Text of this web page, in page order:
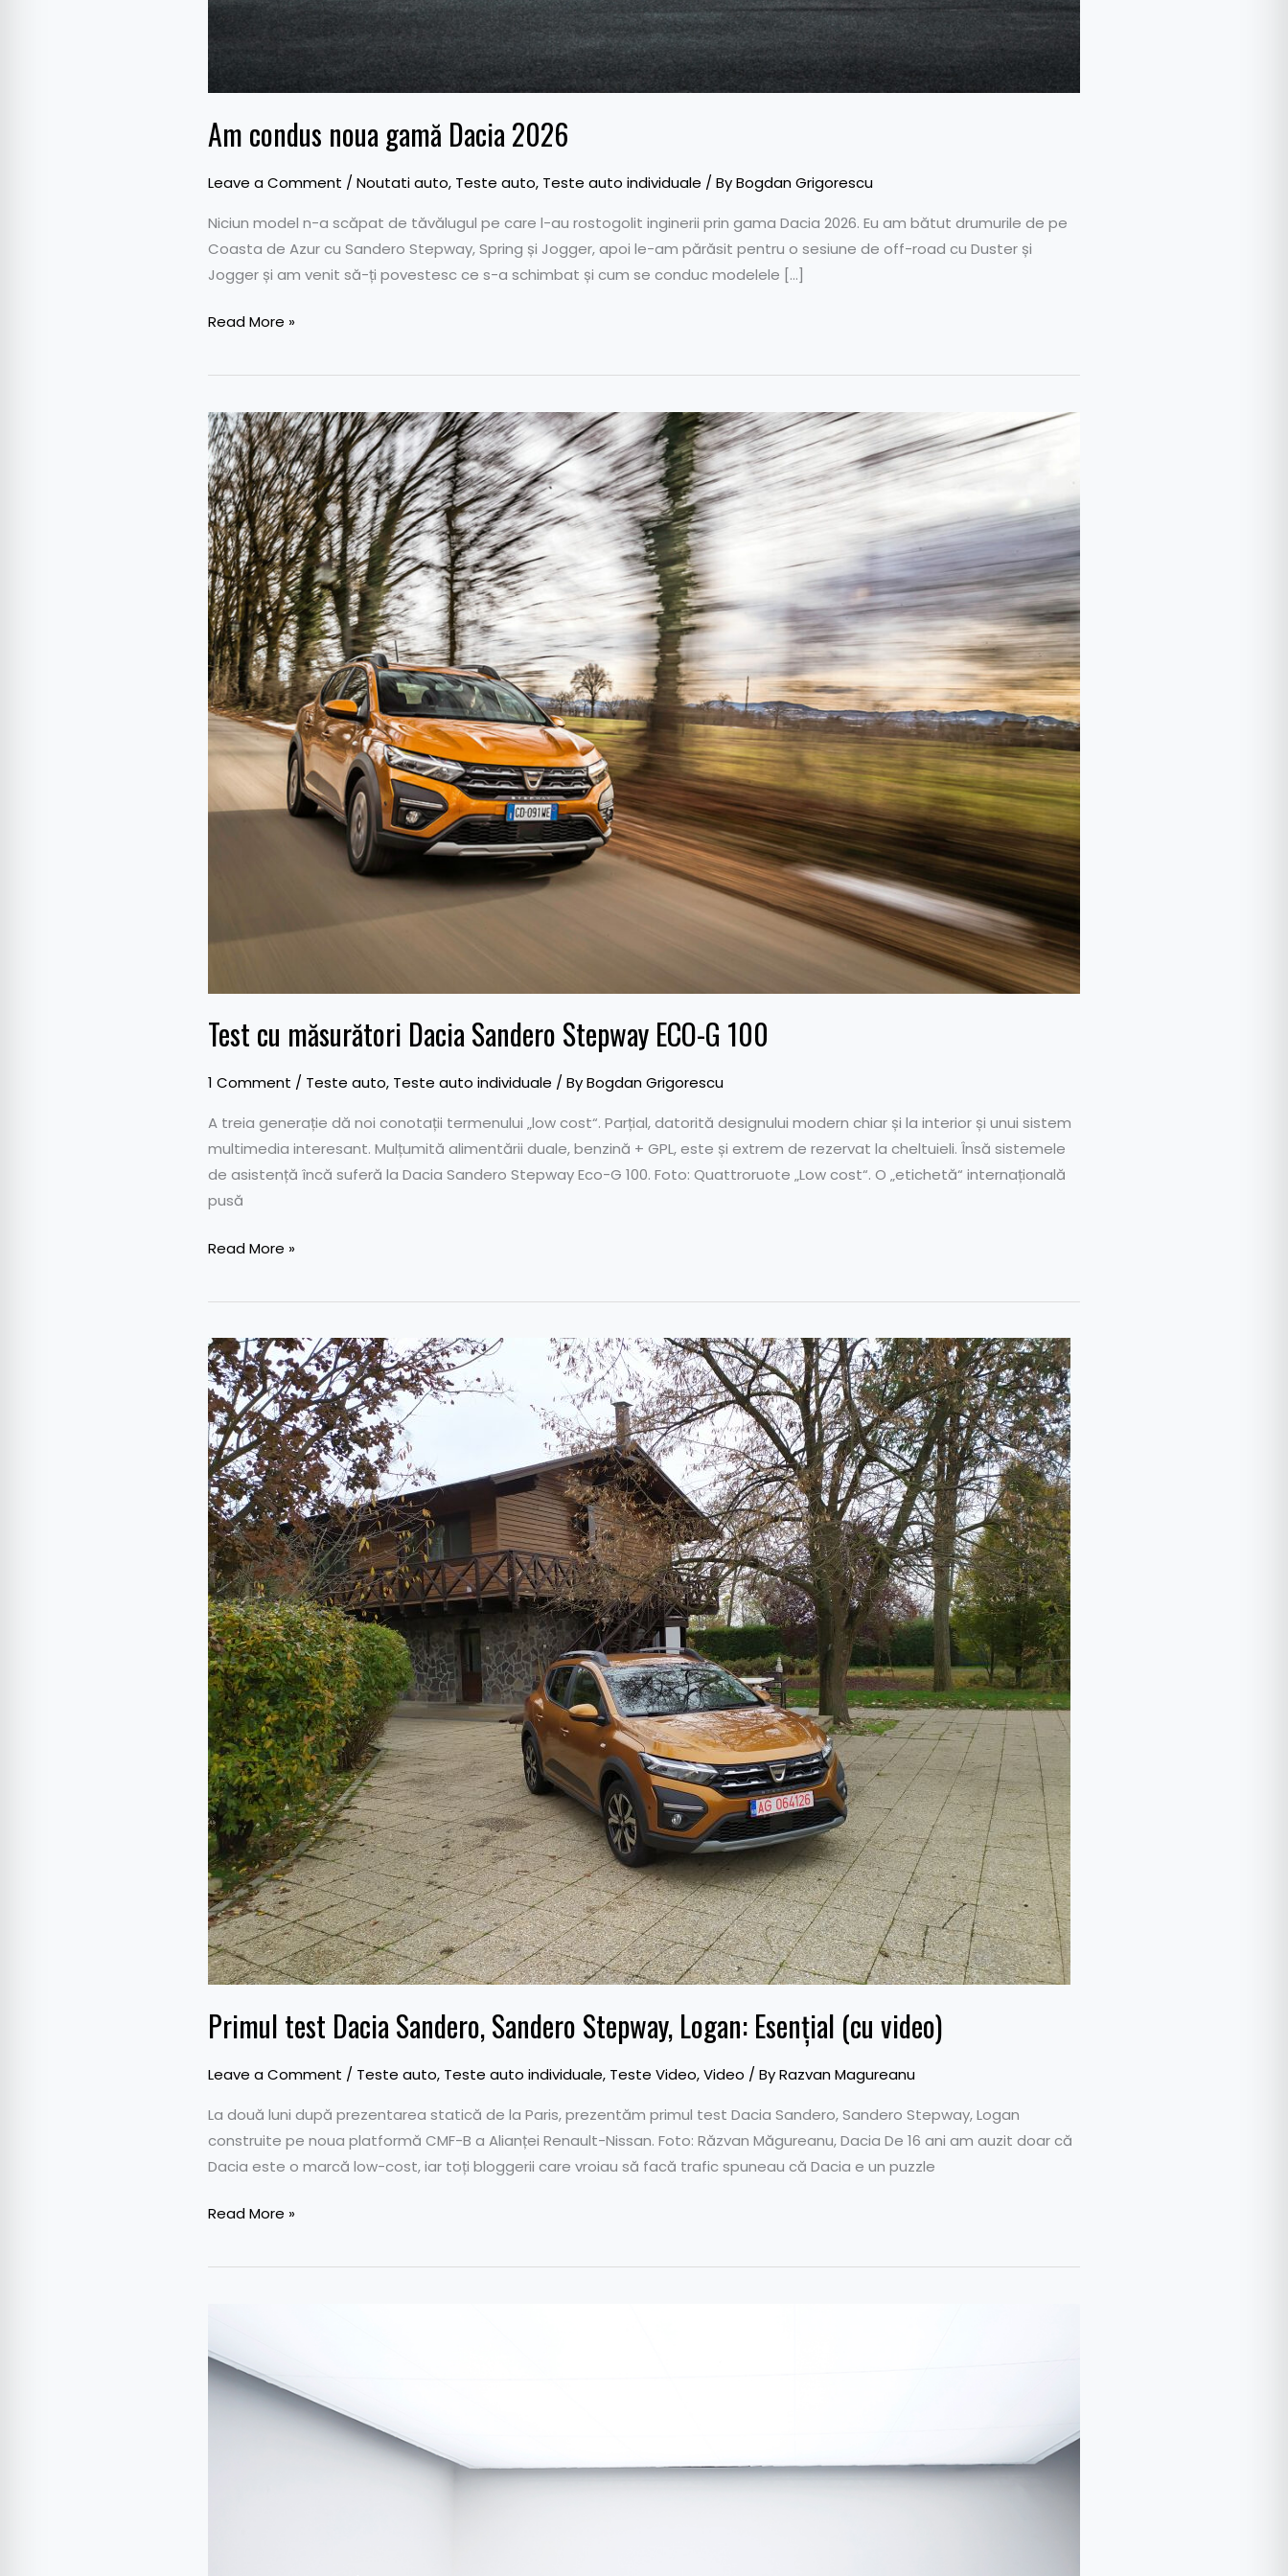
Am condus noua gamă Dacia 2026
Leave a Comment / Noutati auto, Teste auto, Teste auto individuale / ByBogdan Grigorescu
Niciun model n-a scăpat de tăvălugul pe care l-au rostogolit inginerii prin gama Dacia 2026. Eu am bătut drumurile de pe
Coasta de Azur cu Sandero Stepway, Spring și Jogger, apoi le-am părăsit pentru o sesiune de off-road cu Duster și
Jogger și am venit să-ți povestesc ce s-a schimbat și cum se conduc modelele […]
Read More »
Test cu măsurători Dacia Sandero Stepway ECO-G 100
1 Comment / Teste auto, Teste auto individuale / ByBogdan Grigorescu
A treia generație dă noi conotații termenului „low cost“. Parțial, datorită designului modern chiar și la interior și unui sistem
multimedia interesant. Mulțumită alimentării duale, benzină + GPL, este și extrem de rezervat la cheltuieli. Însă sistemele
de asistență încă suferă la Dacia Sandero Stepway Eco-G 100. Foto: Quattroruote „Low cost“. O „etichetă“ internațională
pusă
Test
cu
măsurători
Dacia
Sandero
Stepway
ECO-
G
100
Read More »
Primul test Dacia Sandero, Sandero Stepway, Logan: Esențial (cu video)
Leave a Comment / Teste auto, Teste auto individuale, Teste Video,Video / ByRazvan Magureanu
La două luni după prezentarea statică de la Paris, prezentăm primul test Dacia Sandero, Sandero Stepway, Logan
construite pe noua platformă CMF-B a Alianței Renault-Nissan. Foto: Răzvan Măgureanu, Dacia De 16 ani am auzit doar că
Dacia este o marcă low-cost, iar toți bloggerii care vroiau să facă trafic spuneau că Dacia e un puzzle
Primul
test
Dacia
Sandero,
Sandero
Stepway,
Logan:
Esențial
(cu
video)
Read More »
Logan